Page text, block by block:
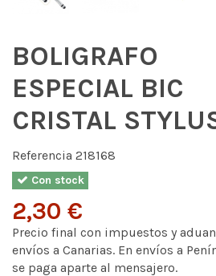
BOLIGRAFO
ESPECIAL BIC
CRISTAL
Referencia 218168
Con stock
2,30 €
Precio final con impuestos y
envíos a Canarias. En envíos a
se paga aparte al mensajero.